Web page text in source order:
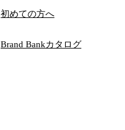
初めての方へ
Brand Bankカタログ